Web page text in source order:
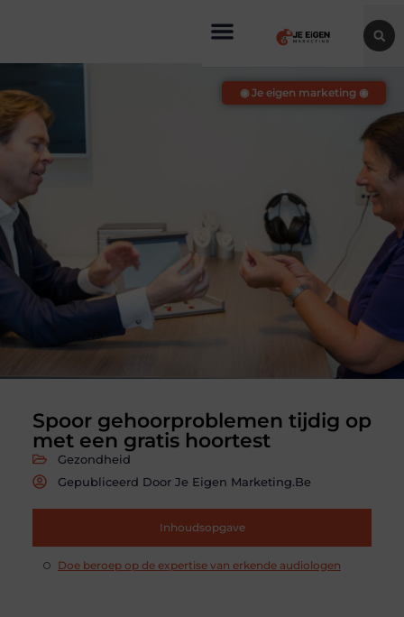
Spoor gehoorproblemen tijdig op
met een gratis hoortest
Gezondheid
Gepubliceerd Door Je Eigen Marketing.be
Inhoudsopgave
Doe beroep op de expertise van erkende audiologen
◉ Je eigen marketing ◉